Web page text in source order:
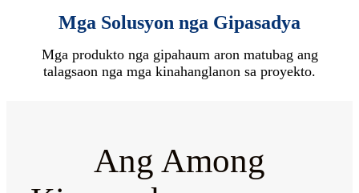
Mga Solusyon nga Gipasadya
Mga produkto nga gipahaum aron matubag ang
talagsaon nga mga kinahanglanon sa proyekto.
Ang Among